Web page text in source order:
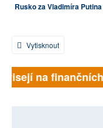
Rusko za Vladimíra Putina
Vytisknout
na